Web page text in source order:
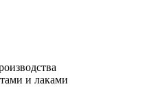
и лаками